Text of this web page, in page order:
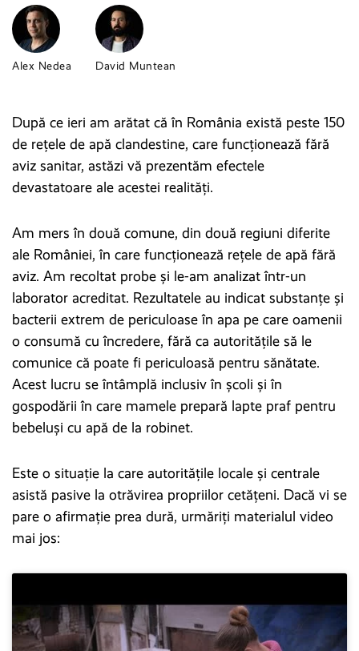
Alex Nedea David Muntean
După ce ieri am arătat că în România există peste 150
de rețele de apă clandestine, care funcționează fără
aviz sanitar, astăzi vă prezentăm efectele
devastatoare ale acestei realități.
Am mers în două comune, din două regiuni diferite
ale României, în care funcționează rețele de apă fără
aviz. Am recoltat probe și le-am analizat într-un
laborator acreditat. Rezultatele au indicat substanțe și
bacterii extrem de periculoase în apa pe care oamenii
o consumă cu încredere, fără ca autoritățile să le
comunice că poate fi periculoasă pentru sănătate.
Acest lucru se întâmplă inclusiv în școli și în
gospodării în care mamele prepară lapte praf pentru
bebeluși cu apă de la robinet.
Este o situație la care autoritățile locale și centrale
asistă pasive la otrăvirea propriilor cetățeni. Dacă vi se
pare o afirmație prea dură, urmăriți materialul video
mai jos: